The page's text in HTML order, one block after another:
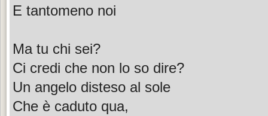
E tantomeno noi
Ma tu chi sei?
Ci credi che non lo so dire?
Un angelo disteso al sole
Che è caduto qua,